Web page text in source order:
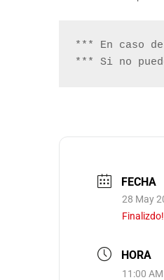
*** En caso
*** Si no
FECHA
28 May
Finalizdo!
HORA
11:00 AM